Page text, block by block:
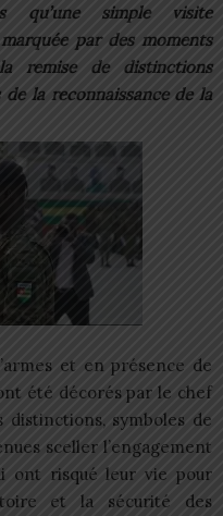
qu’une simple visite
par des moments
remise de distinctions
la reconnaissance de la
et en présence de
été décorés par le chef
distinctions, symboles de
sceller l’engagement
ont risqué leur vie pour
et la sécurité des